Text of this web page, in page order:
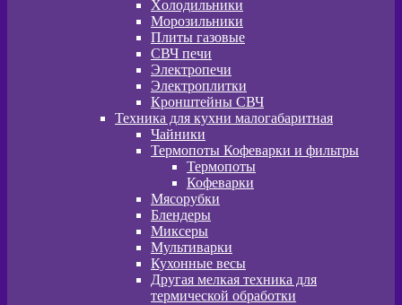
Xолодильники
Морозильники
Плиты газовые
СВЧ печи
Электропечи
Электроплитки
Кронштейны СВЧ
Техника для кухни малогабаритная
Чайники
Термопоты Кофеварки и фильтры
Термопоты
Кофеварки
Мясорубки
Блендеры
Миксеры
Мультиварки
Кухонные весы
Другая мелкая техника для
термической обработки